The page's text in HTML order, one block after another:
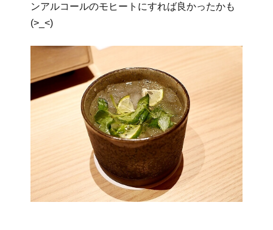
ンアルコールのモヒートにすれば良かったかも
(>_<)